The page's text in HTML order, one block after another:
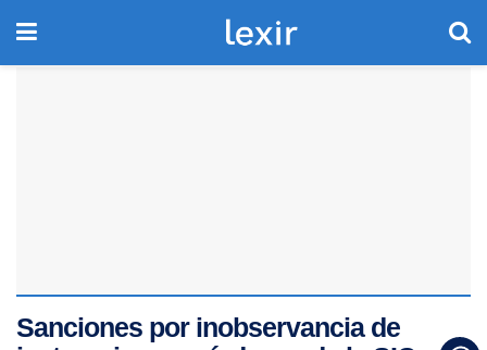
Sanciones por inobservancia de